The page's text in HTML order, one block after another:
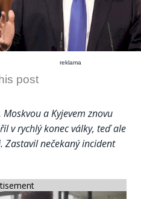
reklama
post
a Kyjevem znovu
v rychlý konec války, teď ale
Zastavil nečekaný incident